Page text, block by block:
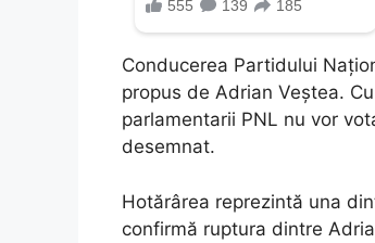
Conducerea Partidului
propus de Adrian Veștea.
parlamentarii PNL nu vor
desemnat.
Hotărârea reprezintă una
confirmă ruptura dintre